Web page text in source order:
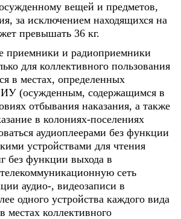
вещей и предметов,
за исключением находящихся на
превышать 36 кг.
приемники и радиоприемники
для коллективного пользования
в местах, определенных
ИУ (осужденным, содержащимся в
отбывания наказания, а также
в колониях-поселениях
аудиоплеерами без функции
устройствами для чтения
без функции выхода в
сеть
аудио-, видеозаписи в
одного устройства каждого вида
местах коллективного